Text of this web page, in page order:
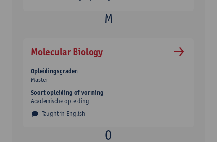
Molecular Biology
Taught in English
Opleidingsgraden
Master
Soort opleiding of vorming
Academische opleiding